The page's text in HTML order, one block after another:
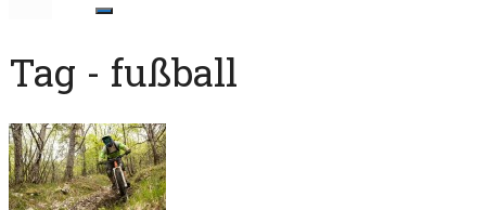
Tag - fußball